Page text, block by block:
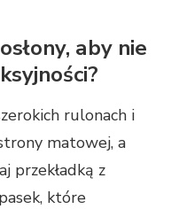
aby nie
rulonach i
matowej, a
przekładką z
które